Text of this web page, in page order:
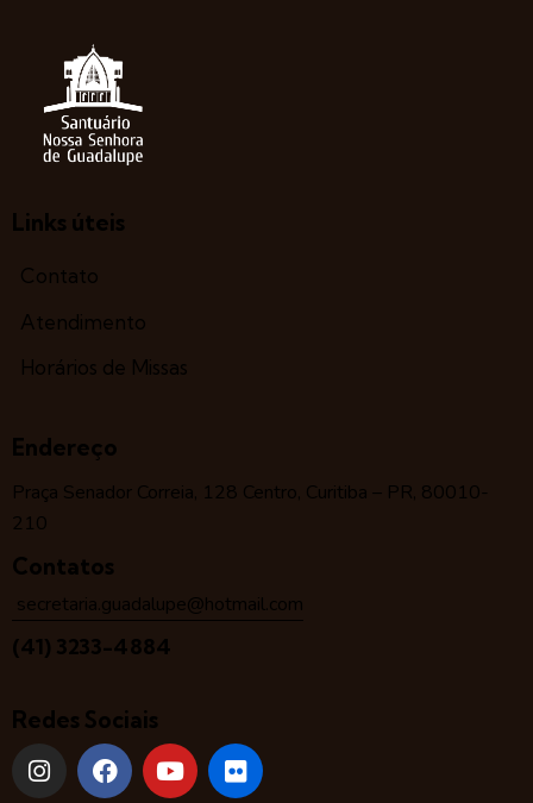
Links úteis
Contato
Atendimento
Horários de Missas
Endereço
Praça Senador Correia, 128 Centro, Curitiba – PR, 80010-
210
Contatos
secretaria.guadalupe@hotmail.com
(41) 3233-4884
Redes Sociais